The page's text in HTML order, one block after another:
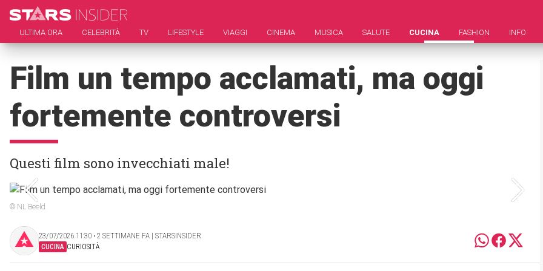
ULTIMA ORA CELEBRITÀ TV LIFESTYLE VIAGGI CINEMA MUSICA SALUTE CUCINA FASHION INFO
Film un tempo acclamati, ma oggi
fortemente controversi
Questi film sono invecchiati male!
© NL Beeld
23/07/2026 11:30 ‧ 2 SETTIMANE FA | STARSINSIDER
CUCINA CURIOSITÀ